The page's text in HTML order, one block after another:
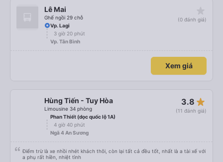
Lê Mai
Ghế ngồi 29 chỗ
(0 đánh giá)
Vp. Lagi
3 giờ 20 phút
Vp. Tân Bình
Xem giá
Hùng Tiến - Tuy Hòa
Limousine 34 phòng
3.8 star_rate
(11 đánh giá)
Phan Thiết (dọc quốc lộ 1A)
4 giờ 40 phút
Ngã 4 An Sương
Điểm trừ là xe nhồi nhét khách thôi, còn lại tất cả đều tốt, nhất là a tài xế với
a phụ rất hiền, nhiệt tình